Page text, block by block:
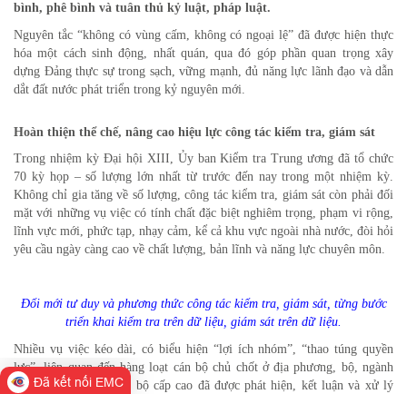
bình, phê bình và tuân thủ kỷ luật, pháp luật.
Nguyên tắc “không có vùng cấm, không có ngoại lệ” đã được hiện thực
hóa một cách sinh động, nhất quán, qua đó góp phần quan trọng xây
dựng Đảng thực sự trong sạch, vững mạnh, đủ năng lực lãnh đạo và dẫn
dắt đất nước phát triển trong kỷ nguyên mới.
Hoàn thiện thể chế, nâng cao hiệu lực công tác kiểm tra, giám sát
Trong nhiệm kỳ Đại hội XIII, Ủy ban Kiểm tra Trung ương đã tổ chức
70 kỳ họp – số lượng lớn nhất từ trước đến nay trong một nhiệm kỳ.
Không chỉ gia tăng về số lượng, công tác kiểm tra, giám sát còn phải đối
mặt với những vụ việc có tính chất đặc biệt nghiêm trọng, phạm vi rộng,
lĩnh vực mới, phức tạp, nhạy cảm, kể cả khu vực ngoài nhà nước, đòi hỏi
yêu cầu ngày càng cao về chất lượng, bản lĩnh và năng lực chuyên môn.
Đổi mới tư duy và phương thức công tác kiểm tra, giám sát, từng bước
triển khai kiểm tra trên dữ liệu, giám sát trên dữ liệu.
Nhiều vụ việc kéo dài, có biểu hiện “lợi ích nhóm”, “thao túng quyền
lực”, liên quan đến hàng loạt cán bộ chủ chốt ở địa phương, bộ, ngành
Trung ương và cả cán bộ cấp cao đã được phát hiện, kết luận và xử lý
Đã kết nối EMC